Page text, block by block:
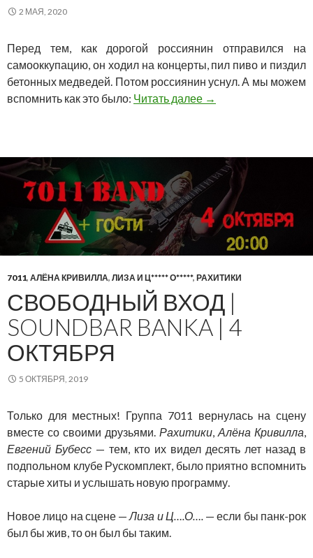
2 МАЯ, 2020
Перед тем, как дорогой россиянин отправился на
самооккупацию, он ходил на концерты, пил пиво и пиздил
бетонных медведей. Потом россиянин уснул. А мы можем
вспомнить как это было: Читать далее 7011 @ 02/02/2020 |
→
7011, АЛЁНА КРИВИЛЛА, ЛИЗА И Ц***** О*****, РАХИТИКИ
СВОБОДНЫЙ ВХОД |
SOUNDBAR BANKA | 4
ОКТЯБРЯ
5 ОКТЯБРЯ, 2019
Только для местных! Группа 7011 вернулась на сцену
вместе со своими друзьями. Рахитики, Алёна Кривилла,
Евгений Бубесс — тем, кто их видел десять лет назад в
подпольном клубе Рускомплект, было приятно вспомнить
старые хиты и услышать новую программу.
Новое лицо на сцене —Лиза и Ц….О….— если бы панк-рок
был бы жив, то он был бы таким.